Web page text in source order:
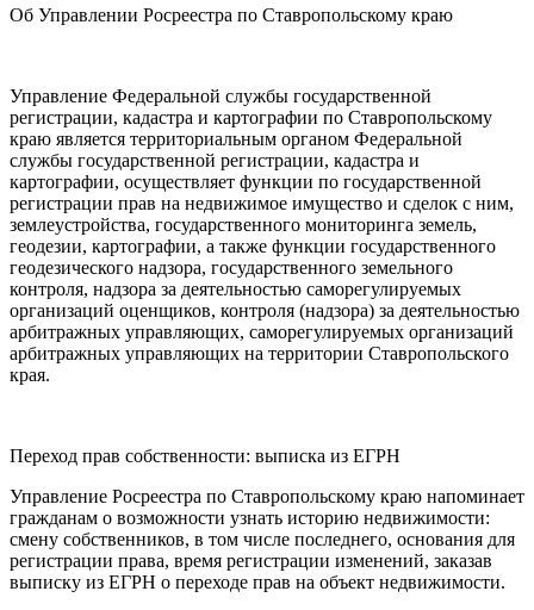
Об Управлении Росреестра по Ставропольскому краю
Управление Федеральной службы государственной
регистрации, кадастра и картографии по Ставропольскому
краю является территориальным органом Федеральной
службы государственной регистрации, кадастра и
картографии, осуществляет функции по государственной
регистрации прав на недвижимое имущество и сделок с ним,
землеустройства, государственного мониторинга земель,
геодезии, картографии, а также функции государственного
геодезического надзора, государственного земельного
контроля, надзора за деятельностью саморегулируемых
организаций оценщиков, контроля (надзора) за деятельностью
арбитражных управляющих, саморегулируемых организаций
арбитражных управляющих на территории Ставропольского
края.
Переход прав собственности: выписка из ЕГРН
Управление Росреестра по Ставропольскому краю напоминает
гражданам о возможности узнать историю недвижимости:
смену собственников, в том числе последнего, основания для
регистрации права, время регистрации изменений, заказав
выписку из ЕГРН о переходе прав на объект недвижимости.